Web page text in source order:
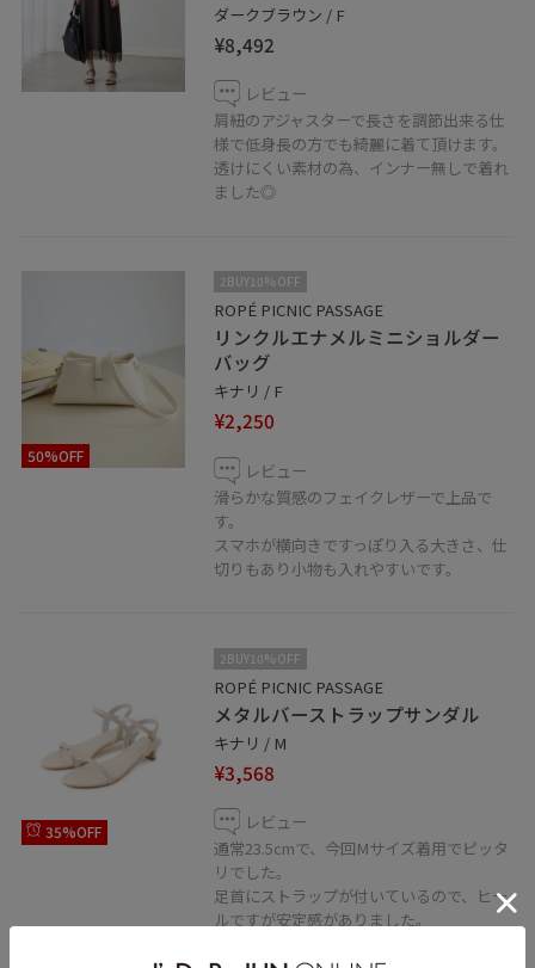
ダークブラウン / F
¥8,492
レビュー
肩紐のアジャスターで長さを調節出来る仕
様で低身長の方でも綺麗に着て頂けます。
透けにくい素材の為、インナー無しで着れ
ました◎
50%OFF
2BUY10%OFF
ROPÉ PICNIC PASSAGE
リンクルエナメルミニショルダー
バッグ
キナリ / F
¥2,250
レビュー
滑らかな質感のフェイクレザーで上品で
す。
スマホが横向きですっぽり入る大きさ、仕
切りもあり小物も入れやすいです。
35%OFF
2BUY10%OFF
ROPÉ PICNIC PASSAGE
メタルバーストラップサンダル
キナリ / M
¥3,568
レビュー
通常23.5cmで、今回Mサイズ着用でピッタ
リでした。
足首にストラップが付いているので、ヒー
ルですが安定感がありました。